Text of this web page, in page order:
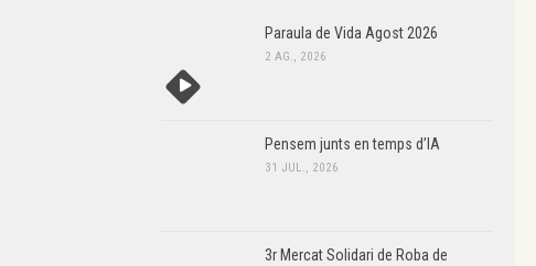
Paraula de Vida Agost 2026
2 AG., 2026
Pensem junts en temps d’IA
31 JUL., 2026
3r Mercat Solidari de Roba de